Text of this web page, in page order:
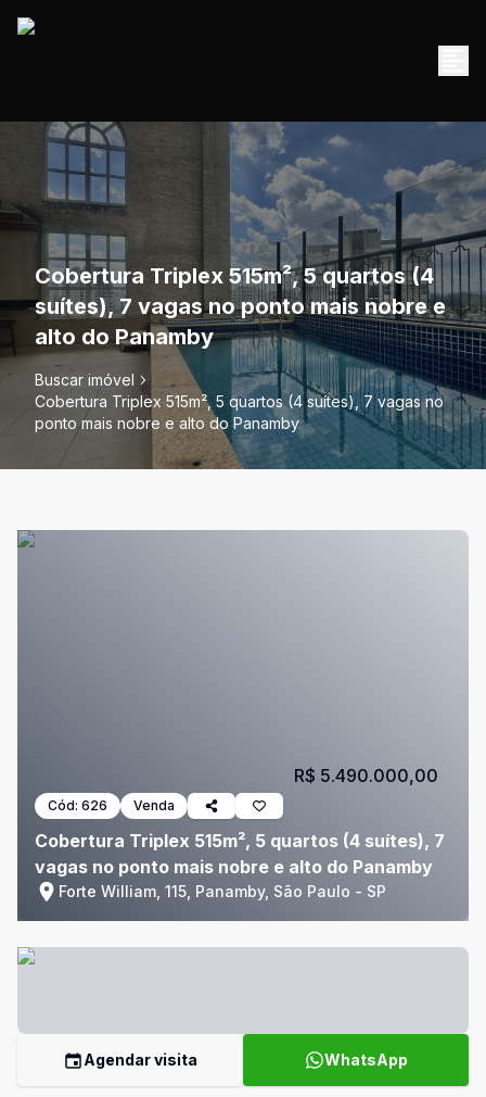
Cobertura Triplex 515m², 5 quartos (4
suítes), 7 vagas no ponto mais nobre e
alto do Panamby
Buscar imóvel
Cobertura Triplex 515m², 5 quartos (4 suítes), 7 vagas no
ponto mais nobre e alto do Panamby
Cód: 626 Venda
Cobertura Triplex 515m², 5 quartos (4 suítes), 7
vagas no ponto mais nobre e alto do Panamby
Forte William, 115, Panamby, São Paulo - SP
R$ 5.490.000,00
Agendar visita WhatsApp